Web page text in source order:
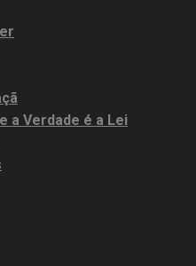
a Verdade é a Lei